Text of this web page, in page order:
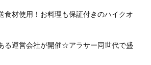
食材使用！お料理も保証付きのハイクオ
る運営会社が開催☆アラサー同世代で盛